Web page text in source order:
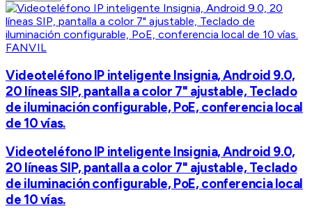
FANVIL
Videoteléfono IP inteligente Insignia, Android 9.0,
20 líneas SIP, pantalla a color 7" ajustable, Teclado
de iluminación configurable, PoE, conferencia local
de 10 vías.
Videoteléfono IP inteligente Insignia, Android 9.0,
20 líneas SIP, pantalla a color 7" ajustable, Teclado
de iluminación configurable, PoE, conferencia local
de 10 vías.